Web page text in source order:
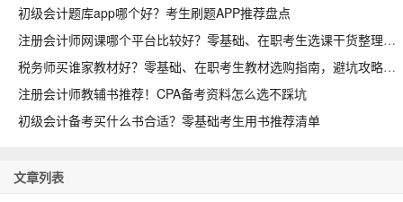
初级会计题库app哪个好？考生刷题APP推荐盘点
注册会计师网课哪个平台比较好？零基础、在职考生选课干货整理
税务师买谁家教材好？零基础、在职考生教材选购指南，避坑攻略收好
注册会计师教辅书推荐！CPA备考资料怎么选不踩坑
初级会计备考买什么书合适？零基础考生用书推荐清单
文章列表